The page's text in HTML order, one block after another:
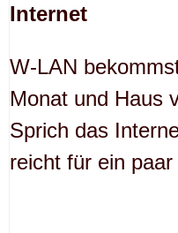
Internet
W-LAN
Monat und Haus
Sprich das
reicht für ein